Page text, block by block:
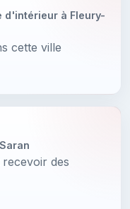
d'intérieur à Fleury-
cette ville
des